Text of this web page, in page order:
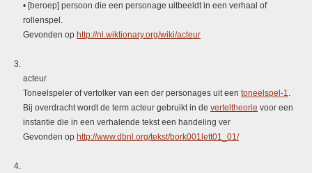
• [beroep] persoon die een personage uitbeeldt in een verhaal of
rollenspel.
Gevonden op http://nl.wiktionary.org/wiki/acteur
acteur
Toneelspeler of vertolker van een der personages uit een toneelspel-1.
Bij overdracht wordt de term acteur gebruikt in de verteltheorie voor een
instantie die in een verhalende tekst een handeling ver
Gevonden op http://www.dbnl.org/tekst/bork001lett01_01/